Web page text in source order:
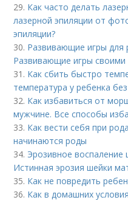
29. Как часто делать
лазерной эпиляции от
эпиляции?
30. Развивающие игры для
Развивающие игры своими
31. Как сбить быстро
температура у ребенка
32. Как избавиться от
мужчине. Все способы
33. Как вести себя при
начинаются роды
34. Эрозивное воспаление
Истинная эрозия шейки
35. Как не повредить
36. Как в домашних